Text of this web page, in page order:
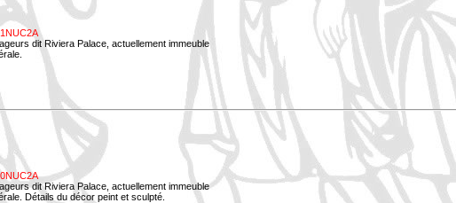
dit Riviera Palace, actuellement immeuble
dit Riviera Palace, actuellement immeuble
Détails du décor peint et sculpté.